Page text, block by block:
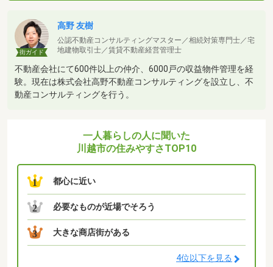
街ガイド
高野 友樹
公認不動産コンサルティングマスター／相続対策専門士／宅
地建物取引士／賃貸不動産経営管理士
不動産会社にて600件以上の仲介、6000戸の収益物件管理を経
験。現在は株式会社高野不動産コンサルティングを設立し、不
動産コンサルティングを行う。
一人暮らしの人に聞いた
川越市の住みやすさTOP10
1 都心に近い
2 必要なものが近場でそろう
3 大きな商店街がある
4位以下を見る